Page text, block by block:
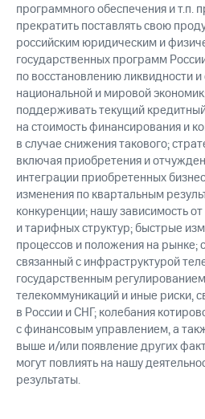
программного обеспечения и т.п.
прекратить поставлять свою
российским юридическим и
государственных программ
по восстановлению ликвидности
национальной и мировой
поддерживать текущий
на стоимость финансирования и
в случае снижения такового;
включая приобретения и
интеграции приобретенных
изменения по квартальным
конкуренции; нашу зависимость
и тарифных структур; быстрые
процессов и положения на рынке;
связанный с инфраструктурой
государственным
телекоммуникаций и иные риски,
в России и СНГ; колебания
с финансовым управлением, а
выше и/или появление других
могут повлиять на нашу
результаты.